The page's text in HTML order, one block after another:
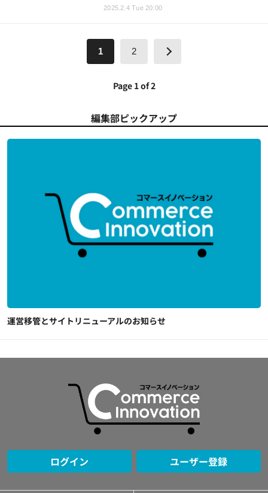
2025.2.4 Tue 20:00
1 2
Page 1 of 2
編集部ピックアップ
運営移管とサイトリニューアルのお知らせ
ログイン ユーザー登録